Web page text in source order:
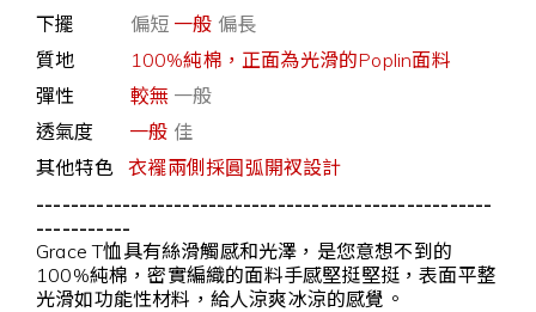
下擺 偏短 一般 偏長
質地
100%純棉，正面為光滑的Poplin面料
彈性 較無 一般
透氣度 一般 佳
其他特色衣襬兩側採圓弧開衩設計
-----------------------------------------------------
-----------
Grace T恤具有絲滑觸感和光澤，是您意想不到的
100%純棉，密實編織的面料手感堅挺堅挺，表面平整
光滑如功能性材料，給人涼爽冰涼的感覺。